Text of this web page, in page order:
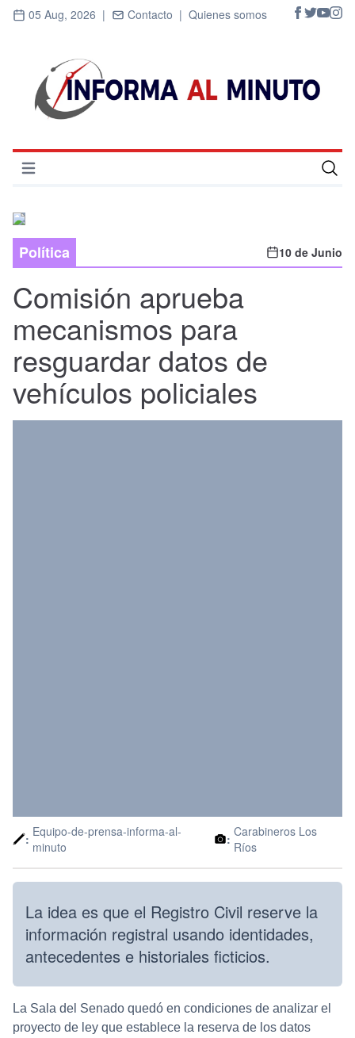
05 Aug, 2026 | Contacto | Quienes somos
Abrir menú
Deportes
Economía
Entrevistas
Nacional
Política
Política 10 de Junio
Comisión aprueba
mecanismos para
resguardar datos de
vehículos policiales
: Equipo-de-prensa-informa-al-
minuto
: Carabineros Los
Ríos
La idea es que el Registro Civil reserve la
información registral usando identidades,
antecedentes e historiales ficticios.
La Sala del Senado quedó en condiciones de analizar el
proyecto de ley que establece la reserva de los datos